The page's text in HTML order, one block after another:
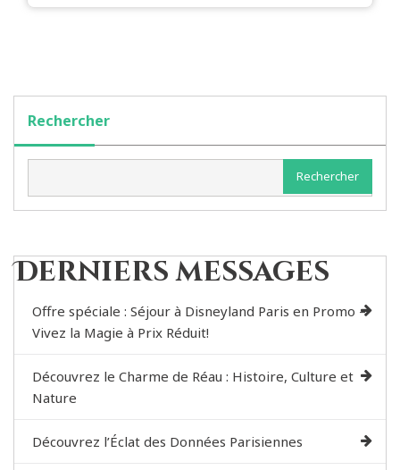
Rechercher
Rechercher
Derniers messages
Offre spéciale : Séjour à Disneyland Paris en Promo –
Vivez la Magie à Prix Réduit!
Découvrez le Charme de Réau : Histoire, Culture et
Nature
Découvrez l’Éclat des Données Parisiennes